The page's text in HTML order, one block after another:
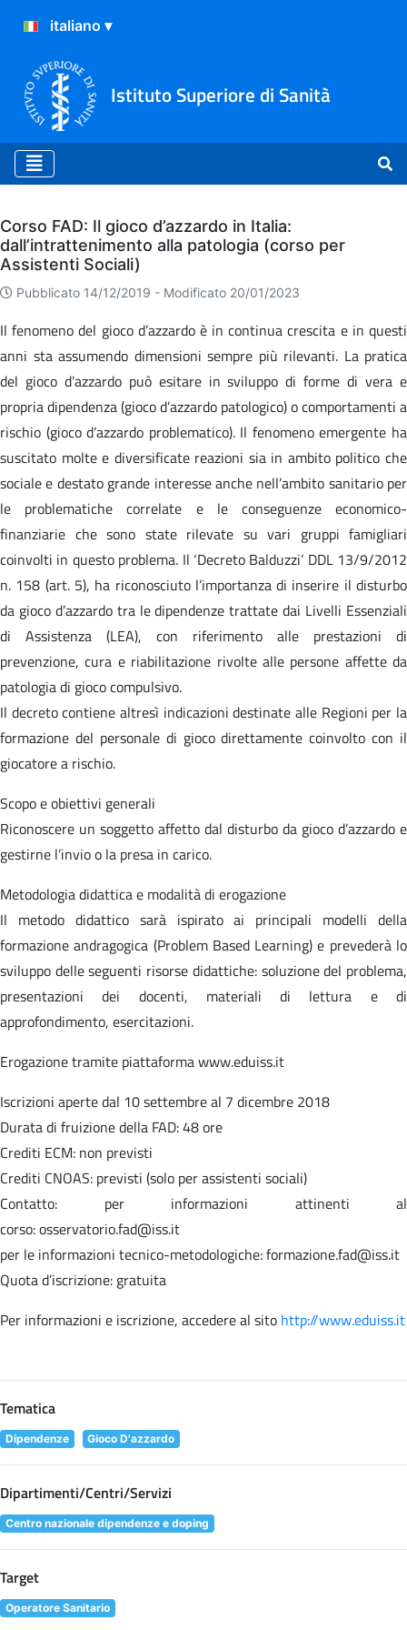
Istituto Superiore di Sanità
Archivio
Corso FAD: Il gioco d’azzardo in Italia:
dall’intrattenimento alla patologia (corso per
Assistenti Sociali)
Pubblicato 14/12/2019 - Modificato 20/01/2023
Il fenomeno del gioco d’azzardo è in continua crescita e in questi
anni sta assumendo dimensioni sempre più rilevanti. La pratica
del gioco d’azzardo può esitare in sviluppo di forme di vera e
propria dipendenza (gioco d’azzardo patologico) o comportamenti a
rischio (gioco d’azzardo problematico). Il fenomeno emergente ha
suscitato molte e diversificate reazioni sia in ambito politico che
sociale e destato grande interesse anche nell’ambito sanitario per
le problematiche correlate e le conseguenze economico-
finanziarie che sono state rilevate su vari gruppi famigliari
coinvolti in questo problema. Il ‘Decreto Balduzzi’ DDL 13/9/2012
n. 158 (art. 5), ha riconosciuto l’importanza di inserire il disturbo
da gioco d’azzardo tra le dipendenze trattate dai Livelli Essenziali
di Assistenza (LEA), con riferimento alle prestazioni di
prevenzione, cura e riabilitazione rivolte alle persone affette da
patologia di gioco compulsivo.
Il decreto contiene altresì indicazioni destinate alle Regioni per la
formazione del personale di gioco direttamente coinvolto con il
giocatore a rischio.
Scopo e obiettivi generali
Riconoscere un soggetto affetto dal disturbo da gioco d’azzardo e
gestirne l’invio o la presa in carico.
Metodologia didattica e modalità di erogazione
Il metodo didattico sarà ispirato ai principali modelli della
formazione andragogica (Problem Based Learning) e prevederà lo
sviluppo delle seguenti risorse didattiche: soluzione del problema,
presentazioni dei docenti, materiali di lettura e di
approfondimento, esercitazioni.
Erogazione tramite piattaforma www.eduiss.it
Iscrizioni aperte dal 10 settembre al 7 dicembre 2018
Durata di fruizione della FAD: 48 ore
Crediti ECM: non previsti
Crediti CNOAS: previsti (solo per assistenti sociali)
Contatto: per informazioni attinenti al
corso: osservatorio.fad@iss.it
per le informazioni tecnico-metodologiche: formazione.fad@iss.it
Quota d’iscrizione: gratuita
Per informazioni e iscrizione, accedere al sito http://www.eduiss.it
Tematica
Dipendenze Gioco D'azzardo
Dipartimenti/Centri/Servizi
Centro nazionale dipendenze e doping
Target
Operatore Sanitario